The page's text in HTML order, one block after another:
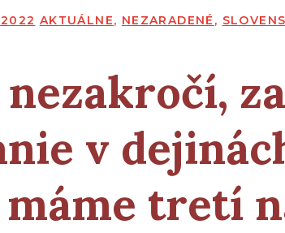
AKTUÁLNE, NEZARADENÉ ,
v
tretí